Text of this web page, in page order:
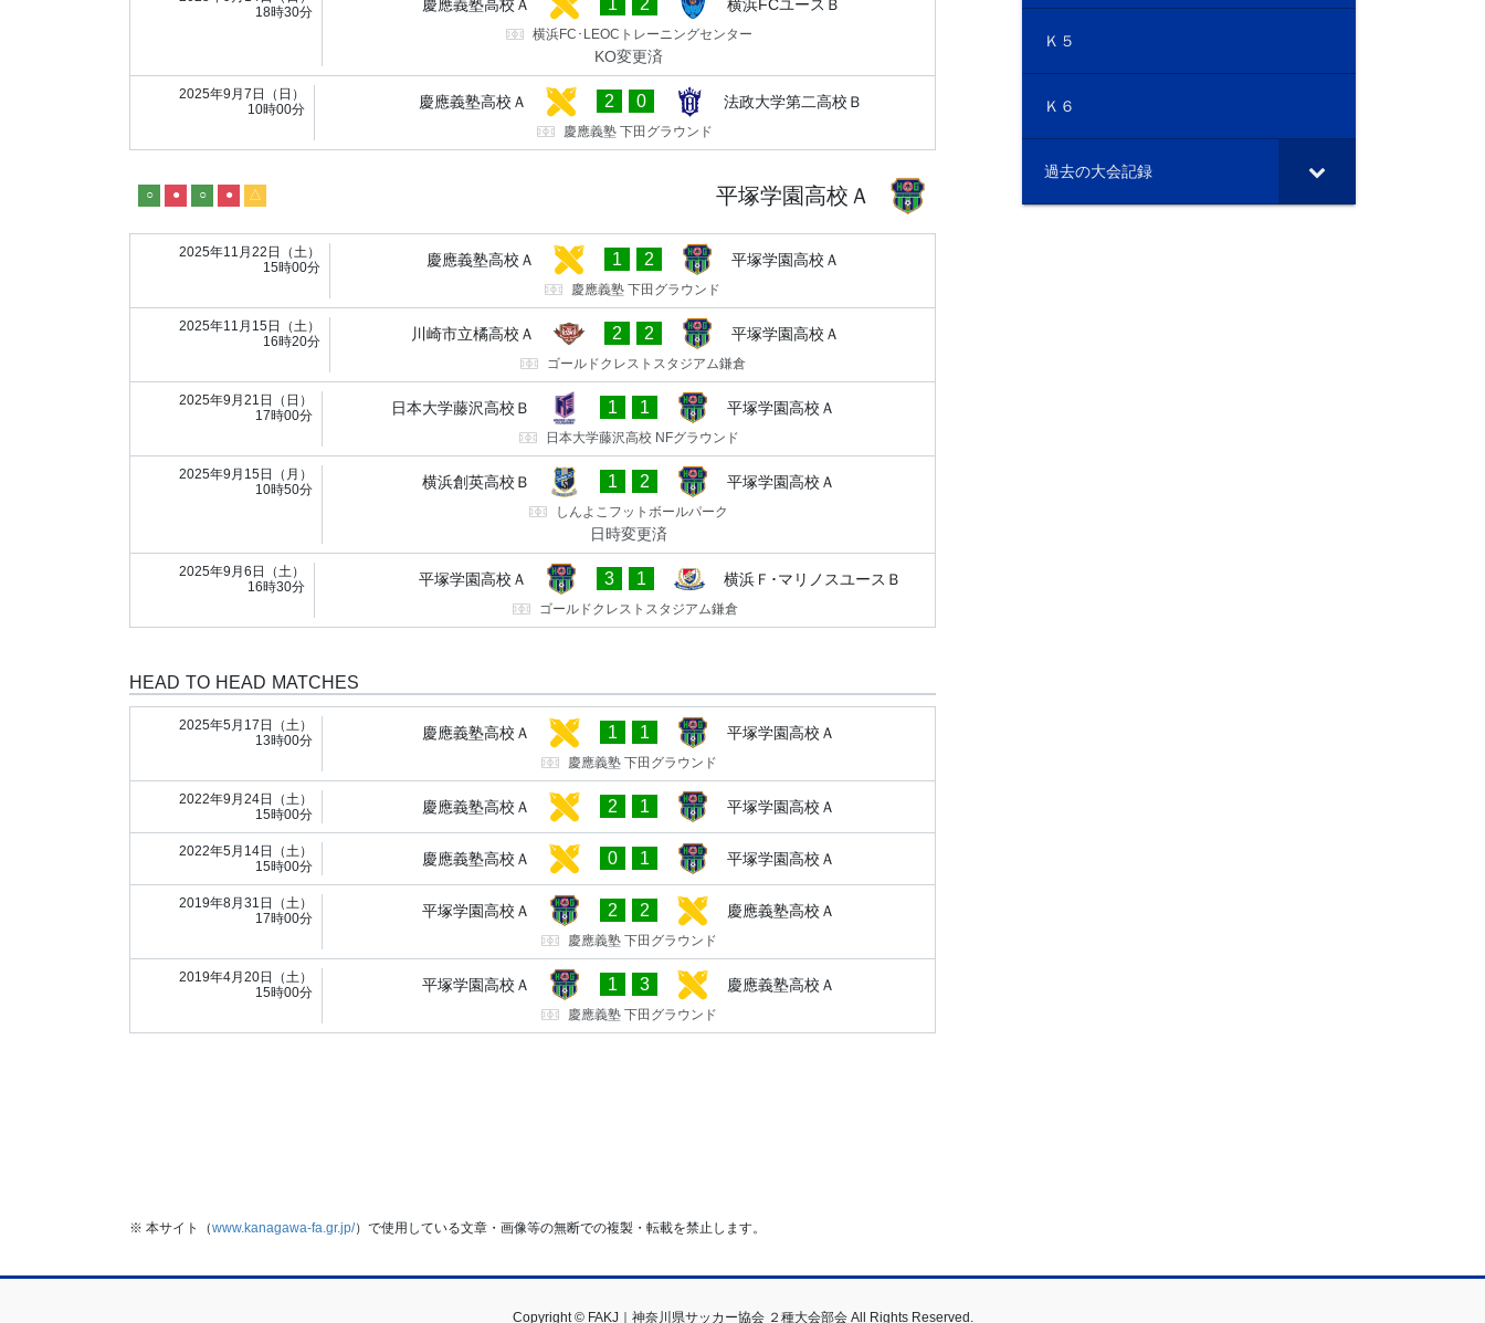
18時30分
慶應義塾高校Ａ 1 2 横浜FCユースＢ
横浜FC･LEOCトレーニングセンター
KO変更済
2025年9月7日（日）
10時00分
慶應義塾高校Ａ 2 0 法政大学第二高校Ｂ
慶應義塾 下田グラウンド
平塚学園高校Ａ
○ ● ○ ● △
2025年11月22日（土）
15時00分
慶應義塾高校Ａ 1 2 平塚学園高校Ａ
慶應義塾 下田グラウンド
2025年11月15日（土）
16時20分
川崎市立橘高校Ａ 2 2 平塚学園高校Ａ
ゴールドクレストスタジアム鎌倉
2025年9月21日（日）
17時00分
日本大学藤沢高校Ｂ 1 1 平塚学園高校Ａ
日本大学藤沢高校 NFグラウンド
2025年9月15日（月）
10時50分
横浜創英高校Ｂ 1 2 平塚学園高校Ａ
しんよこフットボールパーク
日時変更済
2025年9月6日（土）
16時30分
平塚学園高校Ａ 3 1 横浜Ｆ･マリノスユースＢ
ゴールドクレストスタジアム鎌倉
HEAD TO HEAD MATCHES
2025年5月17日（土）
13時00分
慶應義塾高校Ａ 1 1 平塚学園高校Ａ
慶應義塾 下田グラウンド
2022年9月24日（土）
15時00分
慶應義塾高校Ａ 2 1 平塚学園高校Ａ
2022年5月14日（土）
15時00分
慶應義塾高校Ａ 0 1 平塚学園高校Ａ
2019年8月31日（土）
17時00分
平塚学園高校Ａ 2 2 慶應義塾高校Ａ
慶應義塾 下田グラウンド
2019年4月20日（土）
15時00分
平塚学園高校Ａ 1 3 慶應義塾高校Ａ
慶應義塾 下田グラウンド
Ｋ５
Ｋ６
過去の大会記録
※ 本サイト（www.kanagawa-fa.gr.jp/）で使用している文章・画像等の無断での複製・転載を禁止します。
Copyright © FAKJ｜神奈川県サッカー協会 ２種大会部会 All Rights Reserved.